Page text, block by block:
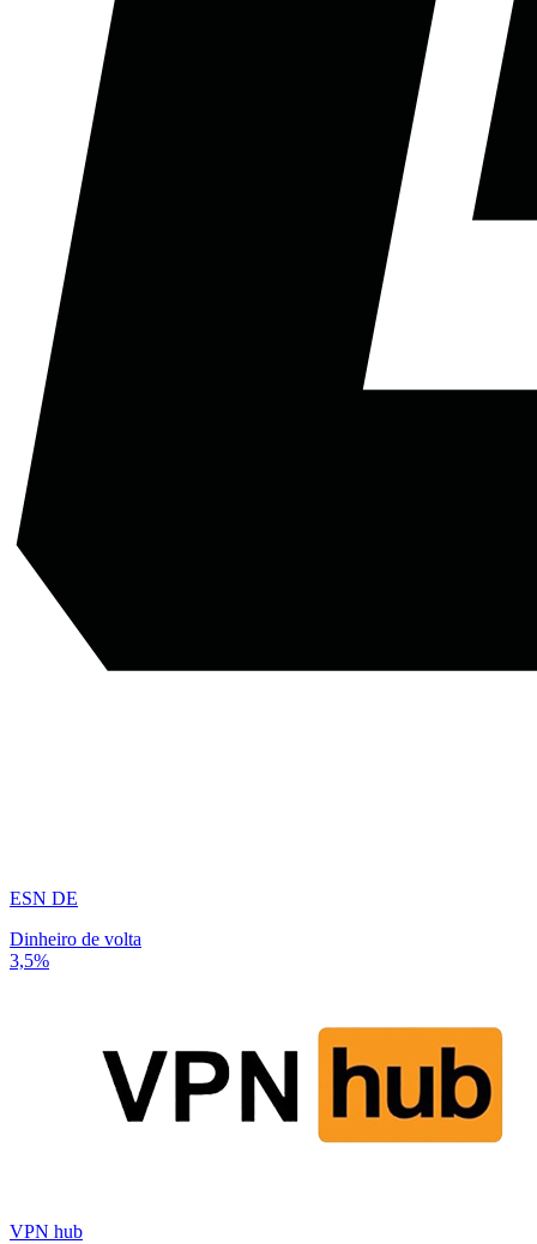
ESN DE
Dinheiro de volta
3,5%
VPN hub